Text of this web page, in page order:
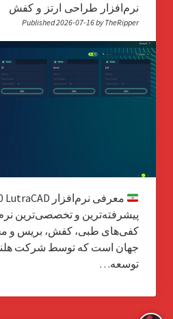
نرم‌افزار طراحی ارتز و کفش
Published 2026-07-16 by TheRipper
پیشرفته‌ترین و تخصصی‌ترین
کفی‌های طبی، کفش، بریس و
توسعه…